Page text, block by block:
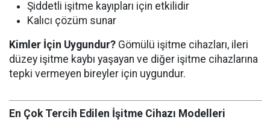
Şiddetli işitme kayıpları için etkilidir
Kalıcı çözüm sunar
Kimler İçin Uygundur? Gömülü işitme cihazları, ileri
düzey işitme kaybı yaşayan ve diğer işitme cihazlarına
tepki vermeyen bireyler için uygundur.
En Çok Tercih Edilen İşitme Cihazı Modelleri